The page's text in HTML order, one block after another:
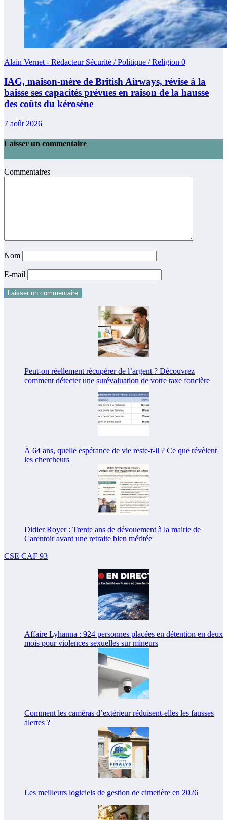
Alain Vernet - Rédacteur Sécurité / Politique / Religion 0
IAG, maison-mère de British Airways, révise à la
baisse ses capacités prévues en raison de la hausse
des coûts du kérosène
7 août 2026
Laisser un commentaire
Commentaires
Nom
E-mail
Peut-on réellement récupérer de l’argent ? Découvrez
comment détecter une surévaluation de votre taxe foncière
À 64 ans, quelle espérance de vie reste-t-il ? Ce que révèlent
les chercheurs
Didier Royer : Trente ans de dévouement à la mairie de
Carentoir avant une retraite bien méritée
CSE CAF 93
Affaire Lyhanna : 924 personnes placées en détention en deux
mois pour violences sexuelles sur mineurs
Comment les caméras d’extérieur réduisent-elles les fausses
alertes ?
Les meilleurs logiciels de gestion de cimetière en 2026